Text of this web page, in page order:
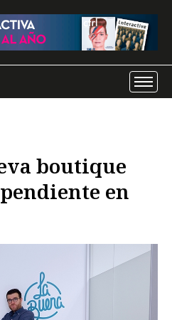
boutique
en